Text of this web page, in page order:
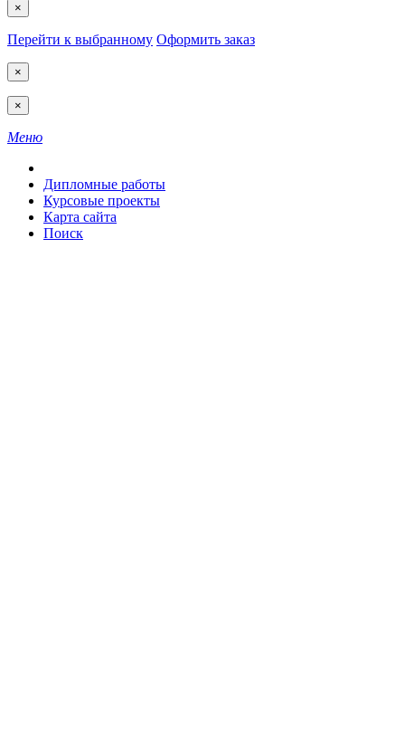
×
Перейти к выбранному Оформить заказ
×
×
Меню
Дипломные работы
Курсовые проекты
Карта сайта
Поиск